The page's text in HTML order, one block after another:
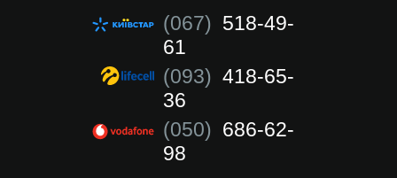
(067) 518-49-
61
(093) 418-65-
36
(050) 686-62-
98